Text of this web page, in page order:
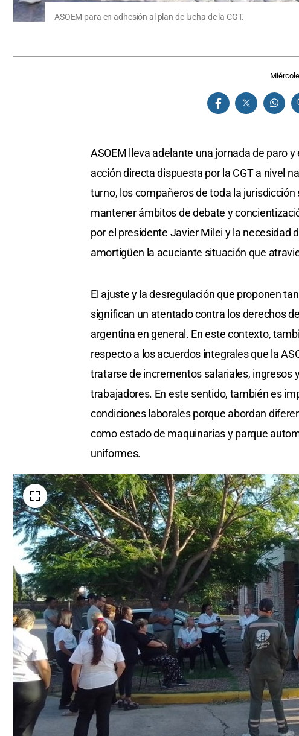
ASOEM para en adhesión al plan de lucha de la CGT.
ASOEM lleva adelante una jornada de paro
acción directa dispuesta por la CGT a nivel
turno, los compañeros de toda la
mantener ámbitos de debate y
por el presidente Javier Milei y la necesidad
amortigüen la acuciante situación que
El ajuste y la desregulación que proponen
significan un atentado contra los derechos
argentina en general. En este contexto,
respecto a los acuerdos integrales que la
tratarse de incrementos salariales, ingresos
trabajadores. En este sentido, también es
condiciones laborales porque abordan
como estado de maquinarias y parque
uniformes.